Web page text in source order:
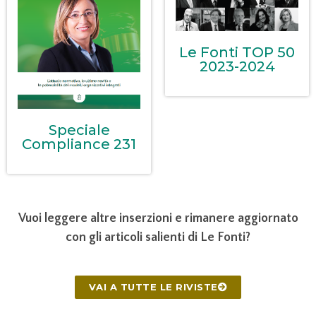
Le Fonti TOP 50
2023-2024
Speciale
Compliance 231
Vuoi leggere altre inserzioni e rimanere aggiornato
con gli articoli salienti di Le Fonti?
VAI A TUTTE LE RIVISTE